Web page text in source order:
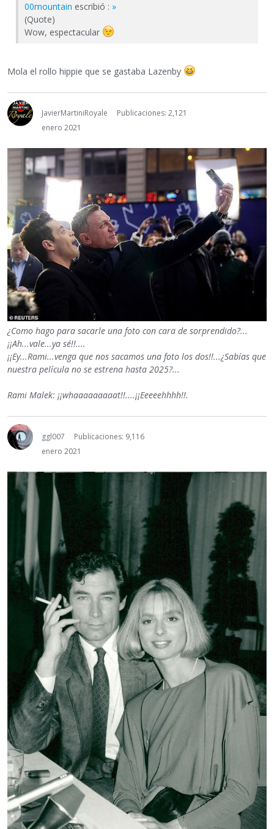
00mountain escribió : »
(Quote)
Wow, espectacular
Mola el rollo hippie que se gastaba Lazenby
JavierMartiniRoyale
Publicaciones: 2,121
enero 2021
¿Como hago para sacarle una foto con cara de sorprendido?...
¡¡Ah...vale...ya sé!!....
¡¡Ey...Rami...venga que nos sacamos una foto los dos!!...¿Sabías que
nuestra película no se estrena hasta 2025?...
Rami Malek: ¡¡whaaaaaaaaat!!....¡¡Eeeeehhhh!!.
ggl007
Publicaciones: 9,116
enero 2021